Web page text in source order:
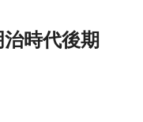
時代後期